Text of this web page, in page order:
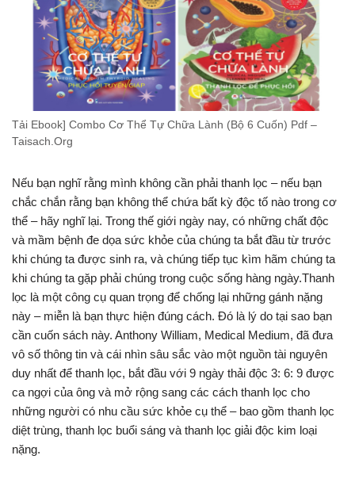
Tải Ebook] Combo Cơ Thể Tự Chữa Lành (Bộ 6 Cuốn) Pdf –
Taisach.Org
Nếu bạn nghĩ rằng mình không cần phải thanh lọc – nếu bạn
chắc chắn rằng bạn không thể chứa bất kỳ độc tố nào trong cơ
thể – hãy nghĩ lại. Trong thế giới ngày nay, có những chất độc
và mầm bệnh đe dọa sức khỏe của chúng ta bắt đầu từ trước
khi chúng ta được sinh ra, và chúng tiếp tục kìm hãm chúng ta
khi chúng ta gặp phải chúng trong cuộc sống hàng ngày.Thanh
lọc là một công cụ quan trọng để chống lại những gánh nặng
này – miễn là bạn thực hiện đúng cách. Đó là lý do tại sao bạn
cần cuốn sách này. Anthony William, Medical Medium, đã đưa
vô số thông tin và cái nhìn sâu sắc vào một nguồn tài nguyên
duy nhất để thanh lọc, bắt đầu với 9 ngày thải độc 3: 6: 9 được
ca ngợi của ông và mở rộng sang các cách thanh lọc cho
những người có nhu cầu sức khỏe cụ thể – bao gồm thanh lọc
diệt trùng, thanh lọc buổi sáng và thanh lọc giải độc kim loại
nặng.